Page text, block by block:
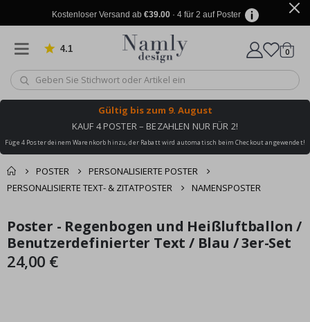
Kostenloser Versand ab €39.00· 4 für 2 auf Poster
4.1 von 1032 Bewertungen
Wagen
0
Gültig bis zum 9. August
KAUF 4 POSTER – BEZAHLEN NUR FÜR 2!
Füge 4 Poster deinem Warenkorb hinzu, der Rabatt wird automatisch beim Checkout angewendet!
POSTER
PERSONALISIERTE POSTER
PERSONALISIERTE TEXT- & ZITATPOSTER
NAMENSPOSTER
Sie könnten auch
darunter leiden ✔
Korb
Zur Kasse
Zum
Ende
der
Bildgalerie
Zum
Anfang
der
Bildgalerie
Poster - Regenbogen und Heißluftballon /
Benutzerdefinierter Text / Blau / 3er-Set
24,00 €